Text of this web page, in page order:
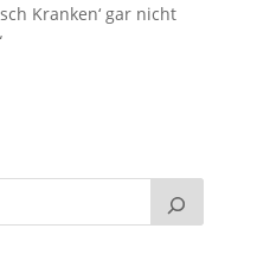
Kranken‘ gar nicht